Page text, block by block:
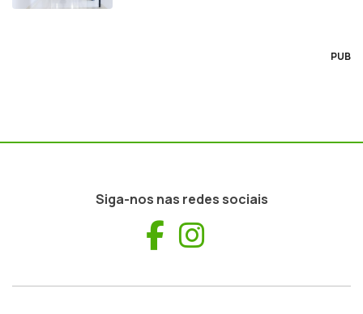
PUB
Siga-nos nas redes sociais
Facebook